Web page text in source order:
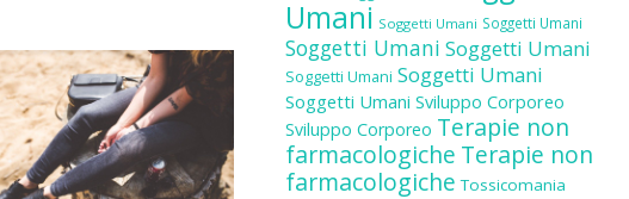
Umani Soggetti Umani Soggetti Umani
Soggetti Umani Soggetti Umani
Soggetti Umani Soggetti Umani
Soggetti Umani Sviluppo Corporeo
Sviluppo Corporeo Terapie non
farmacologiche Terapie non
farmacologiche Tossicomania